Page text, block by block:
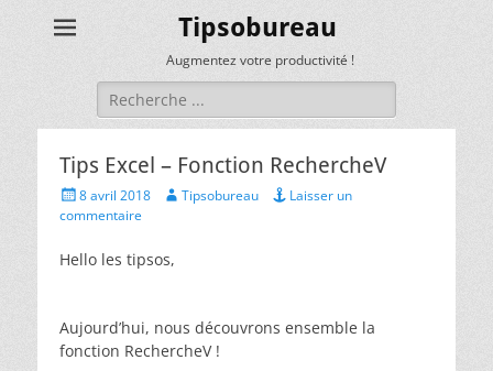
Tipsobureau
Augmentez votre productivité !
Rechercher :
Tips Excel – Fonction RechercheV
Posted
on
8 avril 2018 Author
Tipsobureau
Laisser un
commentaire
Hello les tipsos,
Aujourd’hui, nous découvrons ensemble la
fonction RechercheV !